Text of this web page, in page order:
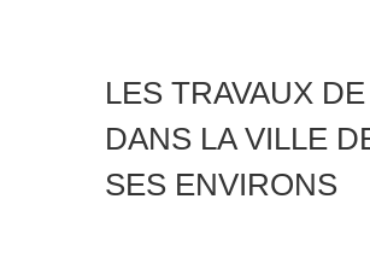
LES TRAVAUX
DANS LA VILLE
SES ENVIRONS